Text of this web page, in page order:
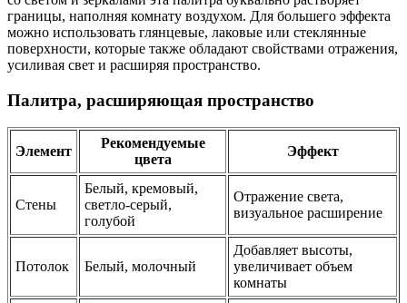
границы, наполняя комнату воздухом. Для большего эффекта
можно использовать глянцевые, лаковые или стеклянные
поверхности, которые также обладают свойствами отражения,
усиливая свет и расширяя пространство.
Палитра, расширяющая пространство
Элемент
Рекомендуемые
цвета
Эффект
Стены
Белый, кремовый,
светло-серый,
голубой
Отражение света,
визуальное расширение
Потолок Белый, молочный
Добавляет высоты,
увеличивает объем
комнаты